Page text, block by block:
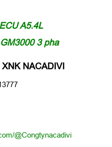
A5.4L
3 pha
NACADIVI
@Congtynacadivi